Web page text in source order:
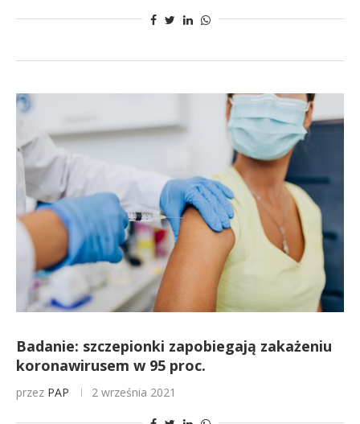
Badanie: szczepionki zapobiegają zakażeniu
koronawirusem w 95 proc.
przez PAP 2 września 2021